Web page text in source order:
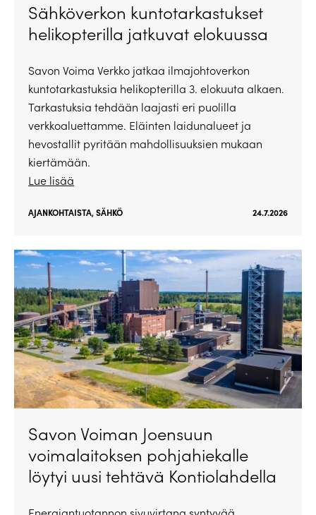
Sähköverkon kuntotarkastukset
helikopterilla jatkuvat elokuussa
Savon Voima Verkko jatkaa ilmajohtoverkon
kuntotarkastuksia helikopterilla 3. elokuuta alkaen.
Tarkastuksia tehdään laajasti eri puolilla
verkkoaluettamme. Eläinten laidunalueet ja
hevostallit pyritään mahdollisuuksien mukaan
kiertämään.
Lue lisää
AJANKOHTAISTA,SÄHKÖ 24.7.2026
Savon Voiman Joensuun
voimalaitoksen pohjahiekalle
löytyi uusi tehtävä Kontiolahdella